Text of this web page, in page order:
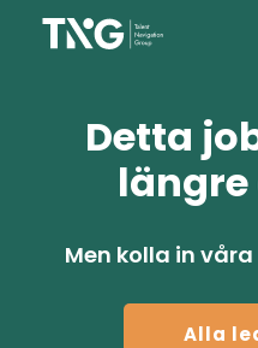
Detta
Men kolla in
Alla